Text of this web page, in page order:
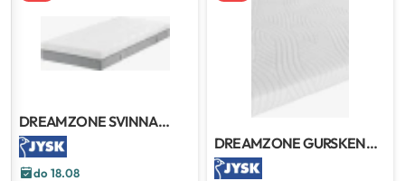
DREAMZONE SVINNA
madrac
do 18.08
DREAMZONE GURSKEN
nadmadrac